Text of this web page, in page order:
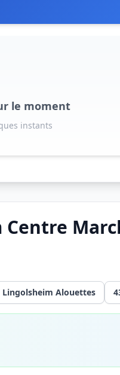
le moment
instants
Alouettes